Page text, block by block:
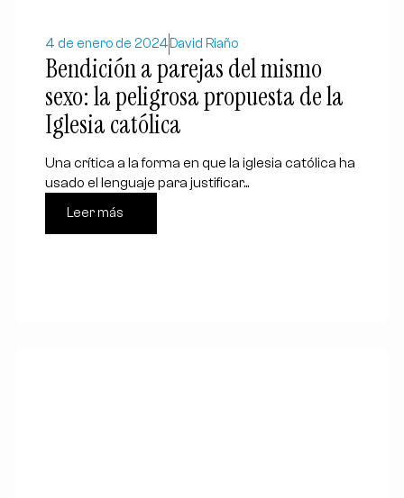
4 de enero de 2024 David Riaño
Bendición a parejas del mismo
sexo: la peligrosa propuesta de la
Iglesia católica
Una crítica a la forma en que la iglesia católica ha
usado el lenguaje para justificar...
Leer más